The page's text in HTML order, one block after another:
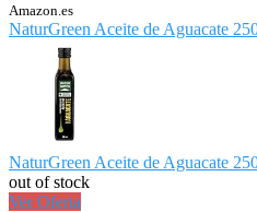
Amazon.es
NaturGreen Aceite de Aguacate
NaturGreen Aceite de Aguacate
out of stock
Ver Oferta